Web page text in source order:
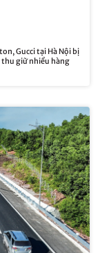
Gucci tại Hà Nội bị
giữ nhiều hàng